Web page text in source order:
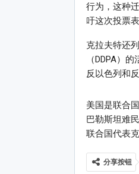
行为，这种
吁这次投票
克拉夫特还
（DDPA）
反以色列和反
美国是联合
巴勒斯坦难
联合国代表
分享按钮